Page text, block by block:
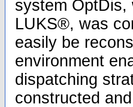
system OptDis,
LUKS®, was
easily be
environment
dispatching
constructed